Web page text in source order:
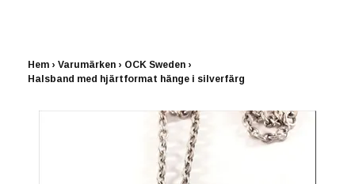
Hem › Varumärken › OCK Sweden ›
Halsband med hjärtformat hänge i silverfärg